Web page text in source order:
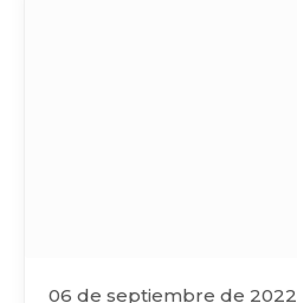
06 de septiembre de 2022